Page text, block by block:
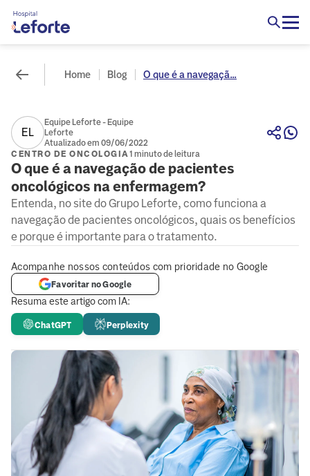
Home Blog O que é a navegaçã...
EL
Equipe Leforte - Equipe
Leforte
Atualizado em 09/06/2022
CENTRO DE ONCOLOGIA1 minuto de leitura
O que é a navegação de pacientes
oncológicos na enfermagem?
Entenda, no site do Grupo Leforte, como funciona a
navegação de pacientes oncológicos, quais os benefícios
e porque é importante para o tratamento.
Resuma este artigo com IA:
ChatGPT Perplexity
Acompanhe nossos conteúdos com prioridade no Google
Favoritar no Google